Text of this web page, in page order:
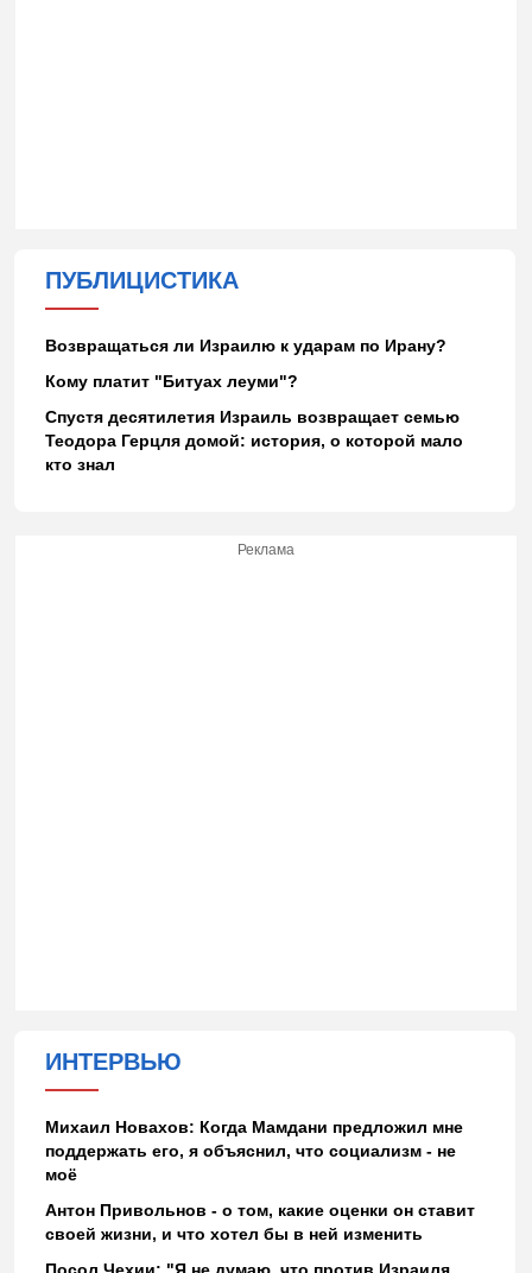
ПУБЛИЦИСТИКА
Возвращаться ли Израилю к ударам по Ирану?
Кому платит "Битуах леуми"?
Спустя десятилетия Израиль возвращает семью
Теодора Герцля домой: история, о которой мало
кто знал
Реклама
ИНТЕРВЬЮ
Михаил Новахов: Когда Мамдани предложил мне
поддержать его, я объяснил, что социализм - не
моё
Антон Привольнов - о том, какие оценки он ставит
своей жизни, и что хотел бы в ней изменить